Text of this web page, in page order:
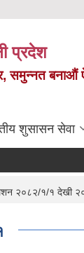
प्रदेश
समुन्नत बनाऔं
शुसासन सेवा
२०८२/१/१ देखी